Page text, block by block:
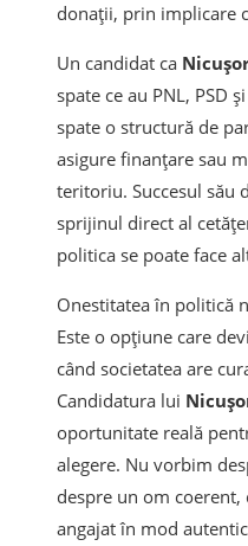
donații, prin implicare
Un candidat ca
spate ce au PNL, PSD
spate o structură de
asigure finanțare sau
teritoriu. Succesul său
sprijinul direct al
politica se poate face
Onestitatea în politică
Este o opțiune care
când societatea are
Candidatura lui
oportunitate reală
alegere. Nu vorbim
despre un om coerent,
angajat în mod